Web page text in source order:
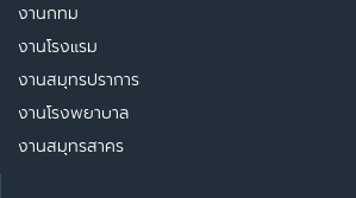
งานกทม
งานโรงแรม
งานสมุทรปราการ
งานโรงพยาบาล
งานสมุทรสาคร